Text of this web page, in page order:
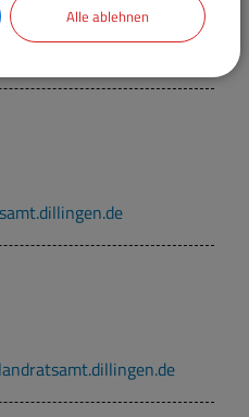
Alle ablehnen